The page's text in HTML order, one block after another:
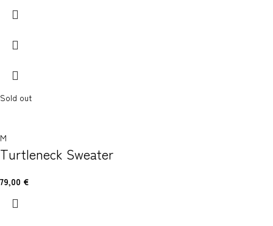
Sold out
M
Turtleneck Sweater
79,00 €